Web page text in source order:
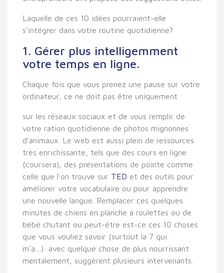
Laquelle de ces 10 idées pourraient-elle
s'intégrer dans votre routine quotidienne?
1. Gérer plus intelligemment
votre temps en ligne.
Chaque fois que vous prenez une pause sur votre
ordinateur, ce ne doit pas être uniquement
sur les réseaux sociaux et de vous remplir de
votre ration quotidienne de photos mignonnes
d'animaux. Le web est aussi plein de ressources
très enrichissante, tels que des cours en ligne
(coursera), des présentations de pointe comme
celle que l'on trouve sur TED et des outils pour
améliorer votre vocabulaire ou pour apprendre
une nouvelle langue. Remplacer ces quelques
minutes de chiens en planche à roulettes ou de
bébé chutant ou peut-être est-ce ces 10 choses
que vous vouliez savoir (surtout la 7 qui
m'a....) avec quelque chose de plus nourrissant
mentalement, suggèrent plusieurs intervenants.